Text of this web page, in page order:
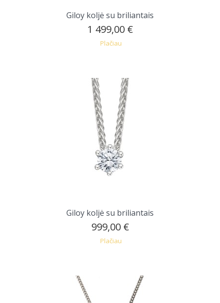
Giloy koljė su briliantais
1 499,00 €
Plačiau
Giloy koljė su briliantais
999,00 €
Plačiau